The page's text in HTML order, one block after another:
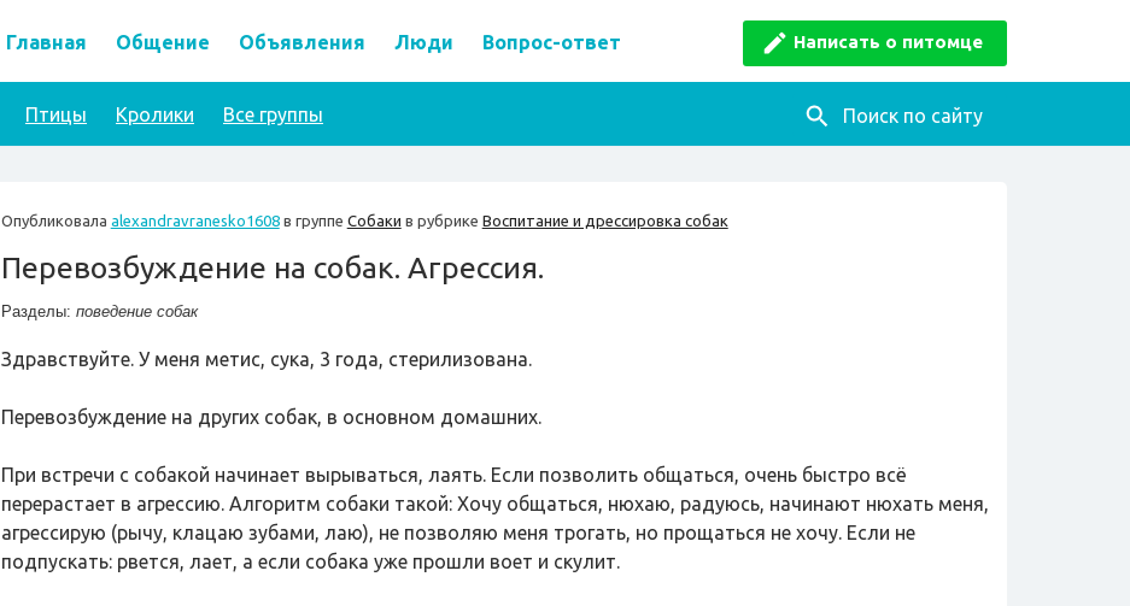
Написать о питомце
Главная Общение Объявления Люди Вопрос-ответ
Поиск по сайту
Птицы Кролики Все группы
Опубликовала alexandravranesko1608в группе Собаки в рубрике Воспитание и дрессировка собак
Перевозбуждение на собак. Агрессия.
Разделы: поведение собак
Здравствуйте. У меня метис, сука, 3 года, стерилизована.
Перевозбуждение на других собак, в основном домашних.
При встречи с собакой начинает вырываться, лаять. Если позволить общаться, очень быстро всё
перерастает в агрессию. Алгоритм собаки такой: Хочу общаться, нюхаю, радуюсь, начинают нюхать меня,
агрессирую (рычу, клацаю зубами, лаю), не позволяю меня трогать, но прощаться не хочу. Если не
подпускать: рвется, лает, а если собака уже прошли воет и скулит.